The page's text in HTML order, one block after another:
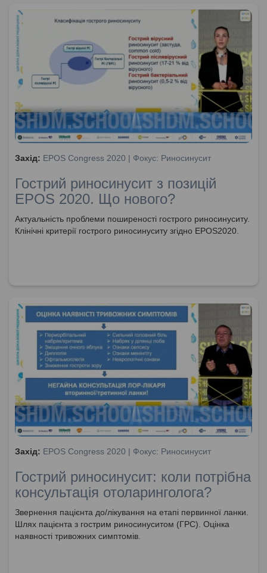
Захід: EPOS Congress 2020 | Фокус: Риносинусит
Гострий риносинусит з позицій
EPOS 2020. Що нового?
Актуальність проблеми поширеності гострого риносинуситу.
Клінічні критерії гострого риносинуситу згідно EPOS2020.
Захід: EPOS Congress 2020 | Фокус: Риносинусит
Гострий риносинусит: коли потрібна
консультація отоларинголога?
Звернення пацієнта до/лікування на етапі первинної ланки.
Шлях пацієнта з гострим риносинуситом (ГРС). Оцінка
наявності тривожних симптомів.